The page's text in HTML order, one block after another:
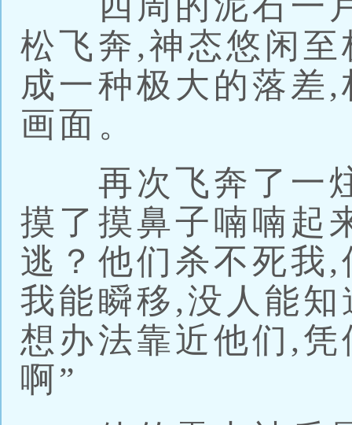
松飞奔,神态悠闲
成一种极大的落差
画面。
再次飞奔了一炷
摸了摸鼻子喃喃起
逃？他们杀不死我
我能瞬移,没人能
想办法靠近他们,
啊”